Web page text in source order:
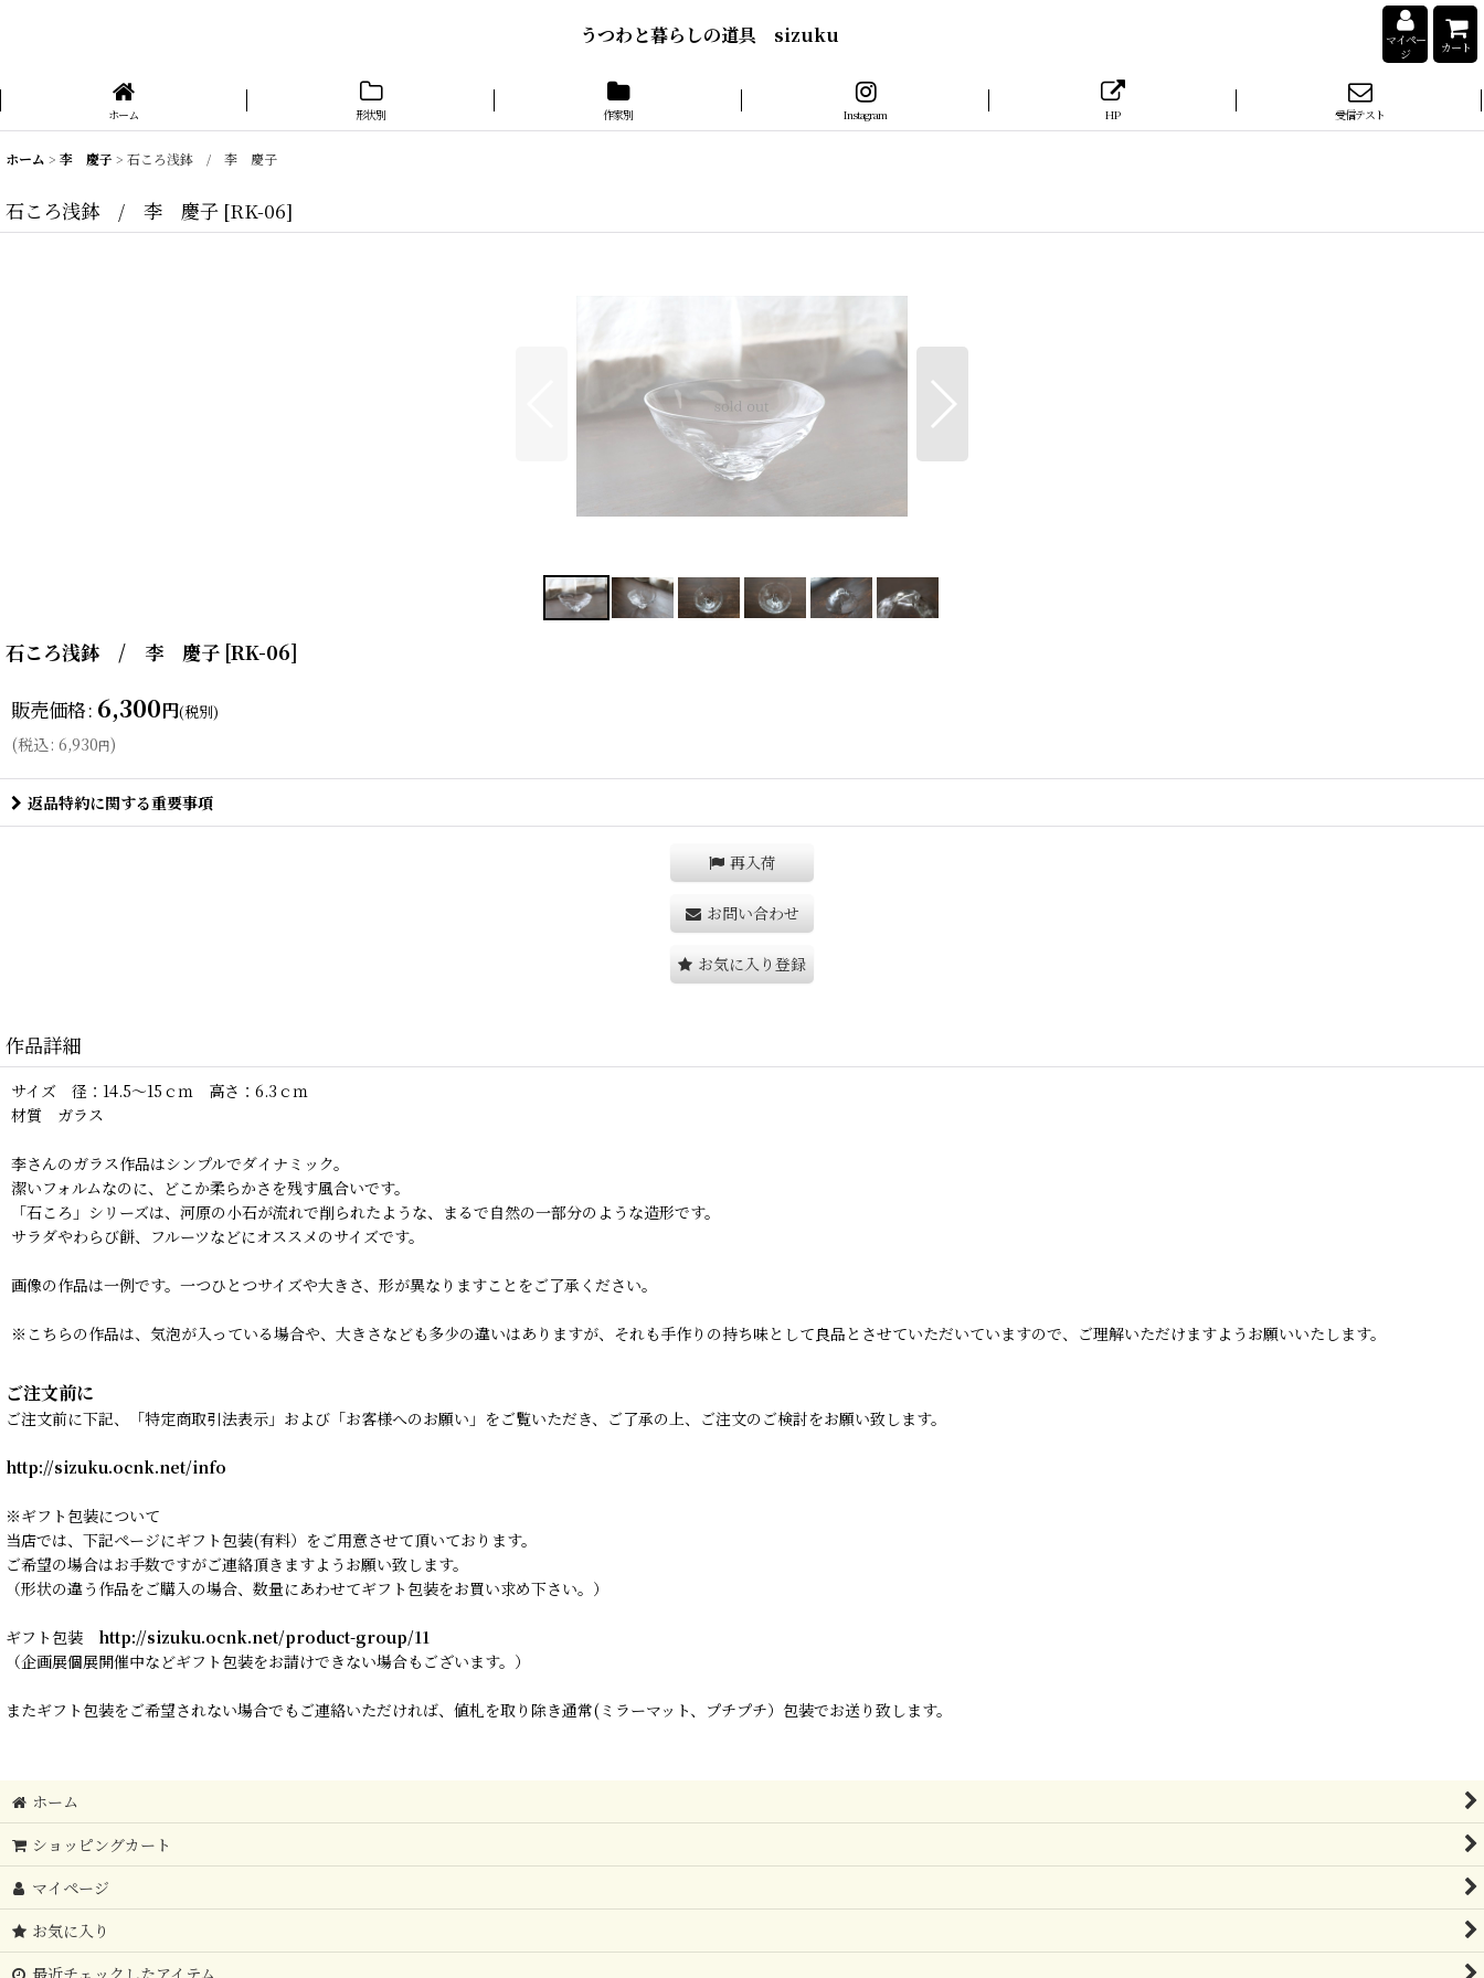
うつわと暮らしの道具 sizuku
マイペー
ジ
カート
ホーム 形状別 作家別 Instagram HP 受信テスト
ホーム > 李 慶子 > 石ころ浅鉢 / 李 慶子
石ころ浅鉢 / 李 慶子 [RK-06]
石ころ浅鉢 / 李 慶子 [RK-06]
販売価格: 6,300円(税別)
(税込: 6,930円)
返品特約に関する重要事項
再入荷
お問い合わせ
お気に入り登録
作品詳細
サイズ 径：14.5〜15ｃｍ 高さ：6.3ｃｍ
材質 ガラス
李さんのガラス作品はシンプルでダイナミック。
潔いフォルムなのに、どこか柔らかさを残す風合いです。
「石ころ」シリーズは、河原の小石が流れで削られたような、まるで自然の一部分のような造形です。
サラダやわらび餅、フルーツなどにオススメのサイズです。
画像の作品は一例です。一つひとつサイズや大きさ、形が異なりますことをご了承ください。
※こちらの作品は、気泡が入っている場合や、大きさなども多少の違いはありますが、それも手作りの持ち味として良品とさせていただいていますので、ご理解いただけますようお願いいたします。
ご注文前に
ご注文前に下記、「特定商取引法表示」および「お客様へのお願い」をご覧いただき、ご了承の上、ご注文のご検討をお願い致します。
http://sizuku.ocnk.net/info
※ギフト包装について
当店では、下記ページにギフト包装(有料）をご用意させて頂いております。
ご希望の場合はお手数ですがご連絡頂きますようお願い致します。
（形状の違う作品をご購入の場合、数量にあわせてギフト包装をお買い求め下さい。）
ギフト包装 http://sizuku.ocnk.net/product-group/11
（企画展個展開催中などギフト包装をお請けできない場合もございます。）
またギフト包装をご希望されない場合でもご連絡いただければ、値札を取り除き通常(ミラーマット、プチプチ）包装でお送り致します。
ホーム
ショッピングカート
マイページ
お気に入り